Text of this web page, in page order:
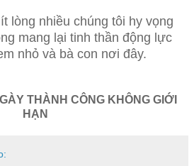
lòng nhiều chúng tôi hy vọng
mang lại tinh thần động lực
nhỏ và bà con nơi đây.
THÀNH CÔNG KHÔNG GIỚI
HẠN